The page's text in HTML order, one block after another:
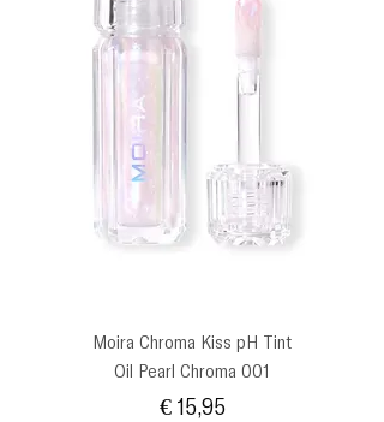
Moira Chroma Kiss pH Tint
Oil Pearl Chroma 001
Prijs
€ 15,95